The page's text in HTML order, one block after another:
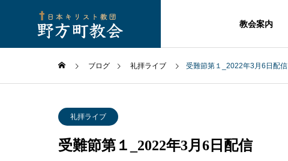
教会案内
ブログ 礼拝ライブ 受難節第１_2022年3月6日配信
礼拝ライブ
受難節第１_2022年3月6日配信